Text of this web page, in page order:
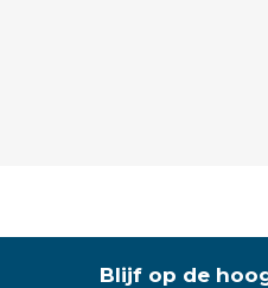
Blijf op de